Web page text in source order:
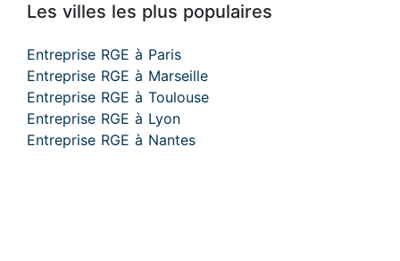
Les villes les plus populaires
Entreprise RGE à Paris
Entreprise RGE à Marseille
Entreprise RGE à Toulouse
Entreprise RGE à Lyon
Entreprise RGE à Nantes